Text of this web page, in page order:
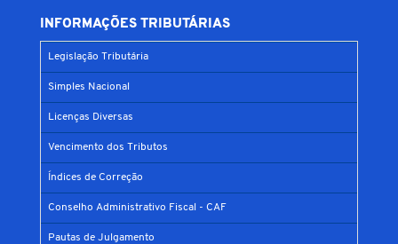
INFORMAÇÕES TRIBUTÁRIAS
Legislação Tributária
Simples Nacional
Licenças Diversas
Vencimento dos Tributos
Índices de Correção
Conselho Administrativo Fiscal - CAF
Pautas de Julgamento